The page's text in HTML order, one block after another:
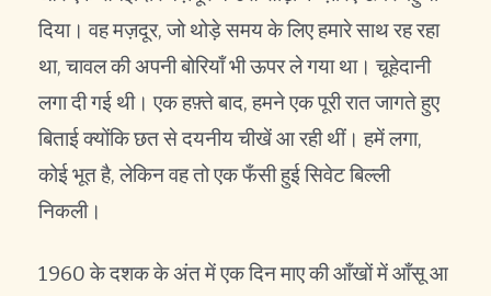
दिया। वह मज़दूर, जो थोड़े समय के लिए हमारे साथ रह रहा
था, चावल की अपनी बोरियाँ भी ऊपर ले गया था। चूहेदानी
लगा दी गई थी। एक हफ़्ते बाद, हमने एक पूरी रात जागते हुए
बिताई क्योंकि छत से दयनीय चीखें आ रही थीं। हमें लगा,
कोई भूत है, लेकिन वह तो एक फँसी हुई सिवेट बिल्ली
निकली।
1960 के दशक के अंत में एक दिन माए की आँखों में आँसू आ